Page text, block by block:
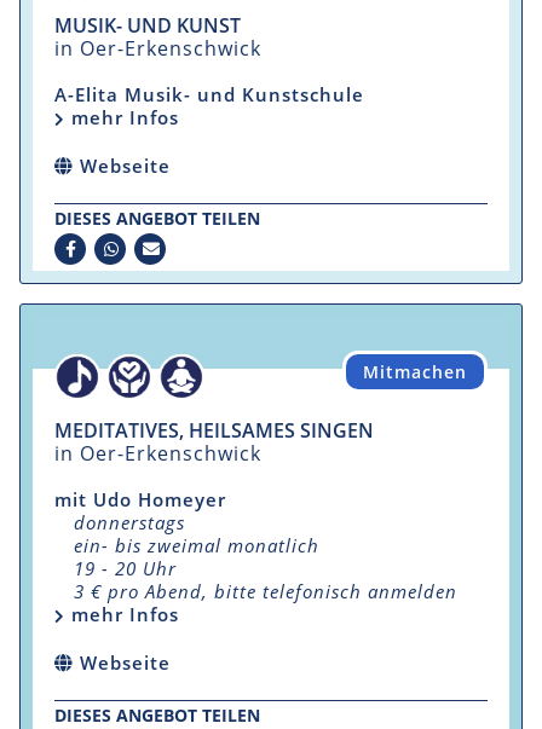
MUSIK- UND KUNST
in Oer-Erkenschwick
A-Elita Musik- und Kunstschule
mehr Infos
Webseite
DIESES ANGEBOT TEILEN
Mitmachen
MEDITATIVES, HEILSAMES SINGEN
in Oer-Erkenschwick
mit Udo Homeyer
donnerstags
ein- bis zweimal monatlich
19 - 20 Uhr
3 € pro Abend, bitte telefonisch anmelden
mehr Infos
Webseite
DIESES ANGEBOT TEILEN